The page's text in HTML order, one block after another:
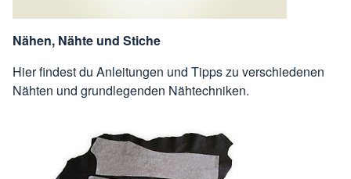
Nähen, Nähte und Stiche
Hier findest du Anleitungen und Tipps zu verschiedenen
Nähten und grundlegenden Nähtechniken.